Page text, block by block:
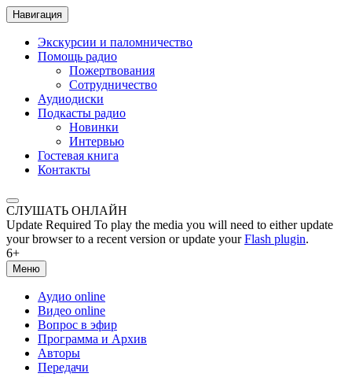
Навигация
Экскурсии и паломничество
Помощь радио
Пожертвования
Сотрудничество
Аудиодиски
Подкасты радио
Новинки
Интервью
Гостевая книга
Контакты
СЛУШАТЬ ОНЛАЙН
Update Required To play the media you will need to either update
your browser to a recent version or update yourFlash plugin.
6+
Меню
Аудио online
Видео online
Вопрос в эфир
Программа и Архив
Авторы
Передачи